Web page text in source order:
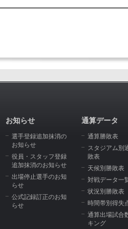
お知らせ
選手登録追加抹消の
お知らせ
役員・スタッフ登録
追加抹消のお知らせ
出場停止選手のお知
らせ
公式記録訂正のお知
らせ
通算データ
通算勝敗表
スタジアム別
敗表
天候別勝敗表
対戦データ一
状況別勝敗表
時間帯別得失
通算出場試合
キング